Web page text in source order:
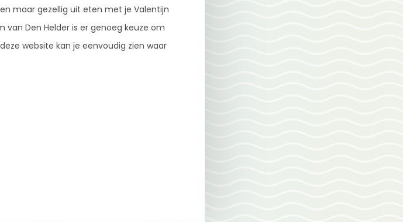
maar gezellig uit eten met je Valentijn
Den Helder is er genoeg keuze om
website kan je eenvoudig zien waar